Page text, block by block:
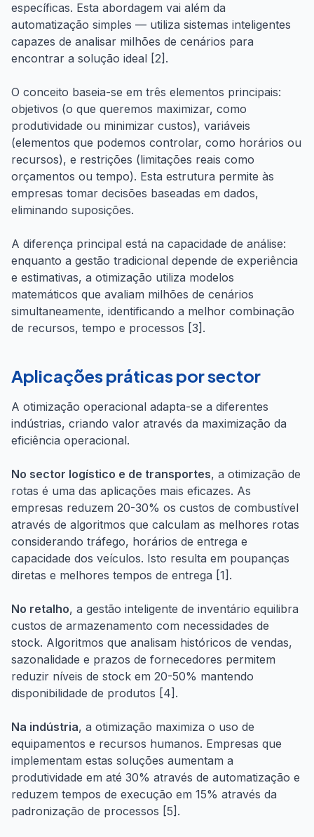
específicas. Esta abordagem vai além da
automatização simples — utiliza sistemas inteligentes
capazes de analisar milhões de cenários para
encontrar a solução ideal [2].
O conceito baseia-se em três elementos principais:
objetivos (o que queremos maximizar, como
produtividade ou minimizar custos), variáveis
(elementos que podemos controlar, como horários ou
recursos), e restrições (limitações reais como
orçamentos ou tempo). Esta estrutura permite às
empresas tomar decisões baseadas em dados,
eliminando suposições.
A diferença principal está na capacidade de análise:
enquanto a gestão tradicional depende de experiência
e estimativas, a otimização utiliza modelos
matemáticos que avaliam milhões de cenários
simultaneamente, identificando a melhor combinação
de recursos, tempo e processos [3].
Aplicações práticas por sector
A otimização operacional adapta-se a diferentes
indústrias, criando valor através da maximização da
eficiência operacional.
No sector logístico e de transportes, a otimização de
rotas é uma das aplicações mais eficazes. As
empresas reduzem 20-30% os custos de combustível
através de algoritmos que calculam as melhores rotas
considerando tráfego, horários de entrega e
capacidade dos veículos. Isto resulta em poupanças
diretas e melhores tempos de entrega [1].
No retalho, a gestão inteligente de inventário equilibra
custos de armazenamento com necessidades de
stock. Algoritmos que analisam históricos de vendas,
sazonalidade e prazos de fornecedores permitem
reduzir níveis de stock em 20-50% mantendo
disponibilidade de produtos [4].
Na indústria, a otimização maximiza o uso de
equipamentos e recursos humanos. Empresas que
implementam estas soluções aumentam a
produtividade em até 30% através de automatização e
reduzem tempos de execução em 15% através da
padronização de processos [5].